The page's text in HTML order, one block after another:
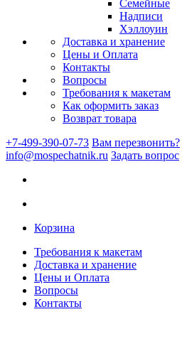
Семейные
Надписи
Хэллоуин
Доставка и хранение
Цены и Оплата
Контакты
Вопросы
Требования к макетам
Как оформить заказ
Возврат товара
+7-499-390-07-73 Вам перезвонить?
info@mospechatnik.ru Задать вопрос
Корзина
Требования к макетам
Доставка и хранение
Цены и Оплата
Вопросы
Контакты